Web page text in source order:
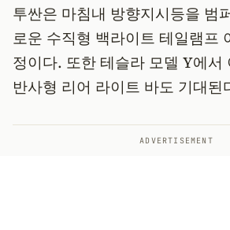
투싼은 마침내 방향지시등을 범
로운 수직형 백라이트 테일램프
정이다. 또한 테슬라 모델 Y에서
반사형 리어 라이트 바도 기대된
ADVERTISEMENT